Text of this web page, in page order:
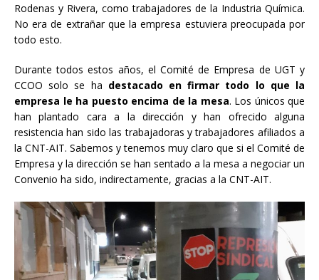
Rodenas y Rivera, como trabajadores de la Industria Química.
No era de extrañar que la empresa estuviera preocupada por
todo esto.
Durante todos estos años, el Comité de Empresa de UGT y
CCOO solo se ha destacado en firmar todo lo que la
empresa le ha puesto encima de la mesa. Los únicos que
han plantado cara a la dirección y han ofrecido alguna
resistencia han sido las trabajadoras y trabajadores afiliados a
la CNT-AIT. Sabemos y tenemos muy claro que si el Comité de
Empresa y la dirección se han sentado a la mesa a negociar un
Convenio ha sido, indirectamente, gracias a la CNT-AIT.